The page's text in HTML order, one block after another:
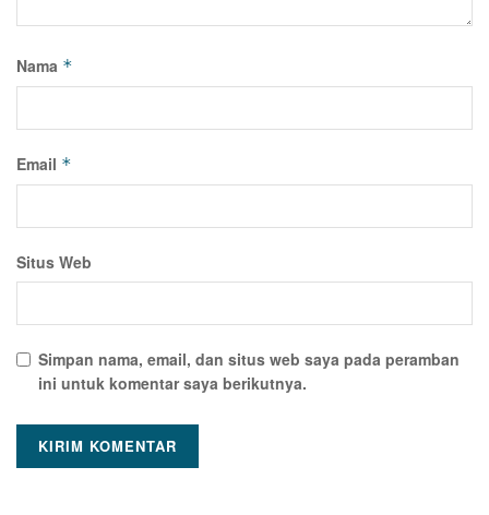
Nama *
Email *
Situs Web
Simpan nama, email, dan situs web saya pada peramban
ini untuk komentar saya berikutnya.